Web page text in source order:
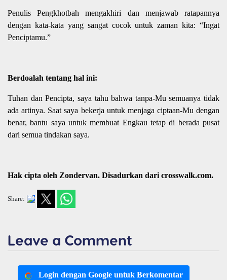
Penulis Pengkhotbah mengakhiri dan menjawab ratapannya
dengan kata-kata yang sangat cocok untuk zaman kita: “Ingat
Penciptamu.”
Berdoalah tentang hal ini:
Tuhan dan Pencipta, saya tahu bahwa tanpa-Mu semuanya tidak
ada artinya. Saat saya bekerja untuk menjaga ciptaan-Mu dengan
benar, bantu saya untuk membuat Engkau tetap di berada pusat
dari semua tindakan saya.
Hak cipta oleh Zondervan. Disadurkan dari crosswalk.com.
Share:
Leave a Comment
Login dengan Google untuk Berkomentar